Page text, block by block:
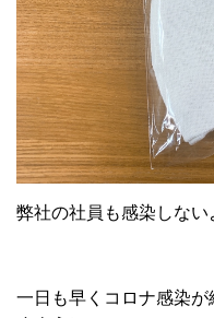
弊社の社員も感染しない
一日も早くコロナ感染